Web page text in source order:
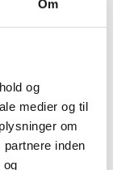
Om
og
medier og til
om
inden
og
ofte